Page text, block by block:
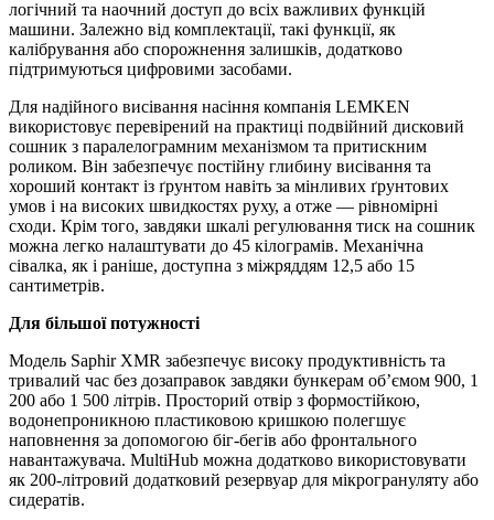
логічний та наочний доступ до всіх важливих функцій
машини. Залежно від комплектації, такі функції, як
калібрування або спорожнення залишків, додатково
підтримуються цифровими засобами.
Для надійного висівання насіння компанія LEMKEN
використовує перевірений на практиці подвійний дисковий
сошник з паралелограмним механізмом та притискним
роликом. Він забезпечує постійну глибину висівання та
хороший контакт із ґрунтом навіть за мінливих ґрунтових
умов і на високих швидкостях руху, а отже — рівномірні
сходи. Крім того, завдяки шкалі регулювання тиск на сошник
можна легко налаштувати до 45 кілограмів. Механічна
сівалка, як і раніше, доступна з міжряддям 12,5 або 15
сантиметрів.
Для більшої потужності
Модель Saphir XMR забезпечує високу продуктивність та
тривалий час без дозаправок завдяки бункерам об’ємом 900, 1
200 або 1 500 літрів. Просторий отвір з формостійкою,
водонепроникною пластиковою кришкою полегшує
наповнення за допомогою біг-бегів або фронтального
навантажувача. MultiHub можна додатково використовувати
як 200-літровий додатковий резервуар для мікрогрануляту або
сидератів.